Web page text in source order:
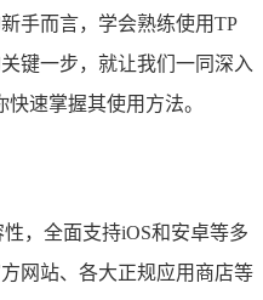
手而言，学会熟练使用TP
键一步，就让我们一同深入
速掌握其使用方法。
，全面支持iOS和安卓等多
网站、各大正规应用商店等